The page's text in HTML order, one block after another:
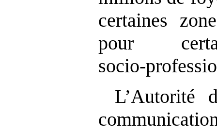
certaines
pour
L’Autorité